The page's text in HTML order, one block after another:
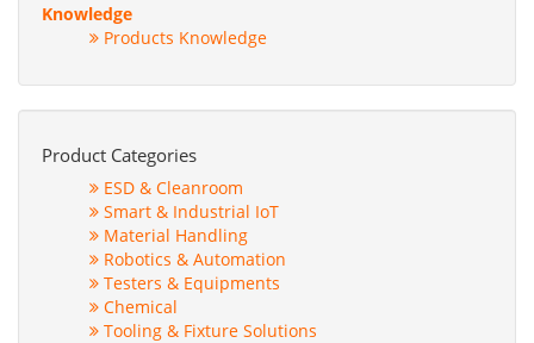
Knowledge
Products Knowledge
Product Categories
ESD & Cleanroom
Smart & Industrial IoT
Material Handling
Robotics & Automation
Testers & Equipments
Chemical
Tooling & Fixture Solutions